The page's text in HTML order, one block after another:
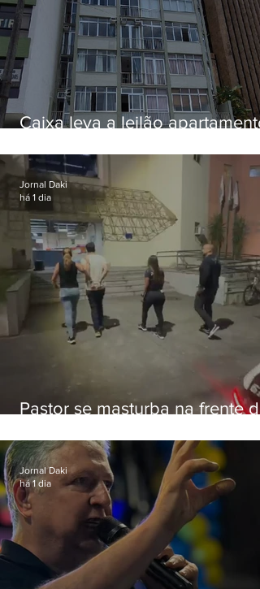
Caixa leva a leilão apartamento
Botafogo
Pastor se masturba na frente de
Jornal Daki
há 1 dia
Jornal Daki
há 1 dia